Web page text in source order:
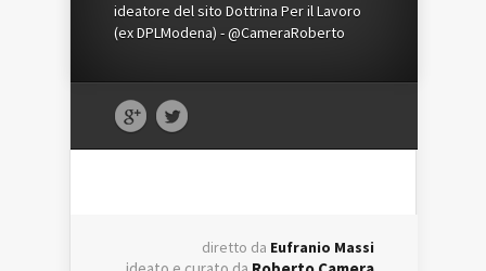
ideatore del sito Dottrina Per il Lavoro
(ex DPLModena) - @CameraRoberto
diretto da Eufranio Massi